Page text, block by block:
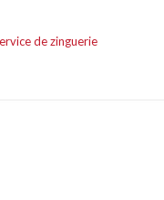
de zinguerie